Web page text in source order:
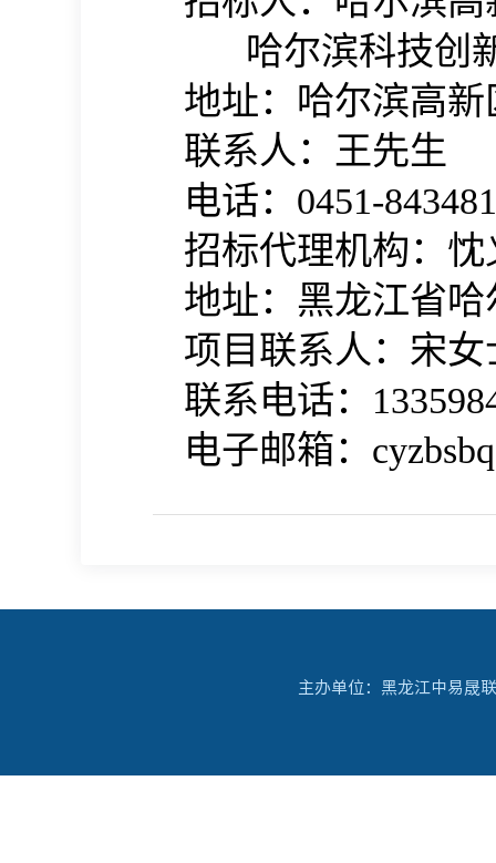
哈尔滨科技创
地址：哈尔滨高新
联系人：王先生
电话：0451-
招标代理机构：
地址：黑龙江省
项目联系人：宋女
联系电话：
电子邮箱：
主办单位：黑龙江中易晟